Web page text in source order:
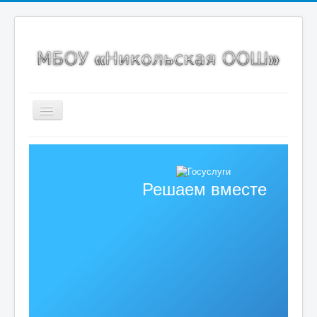
Включить/
выключить
Главная страница
Сведения об образовательной организации
Решаем вместе